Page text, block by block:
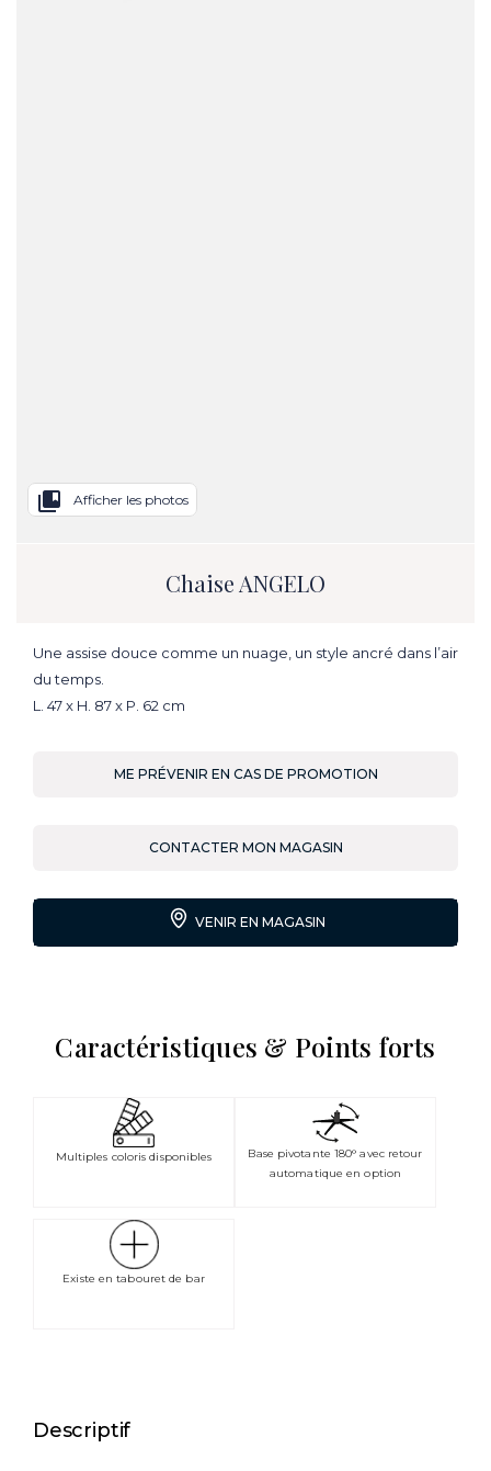
collections_bookmark Afficher les photos
Chaise ANGELO
Une assise douce comme un nuage, un style ancré dans l’air
du temps.
L. 47 x H. 87 x P. 62 cm
ME PRÉVENIR EN CAS DE PROMOTION
CONTACTER MON MAGASIN
VENIR EN MAGASIN
Caractéristiques & Points forts
Multiples coloris disponibles
Base pivotante 180° avec retour
automatique en option
Existe en tabouret de bar
Descriptif